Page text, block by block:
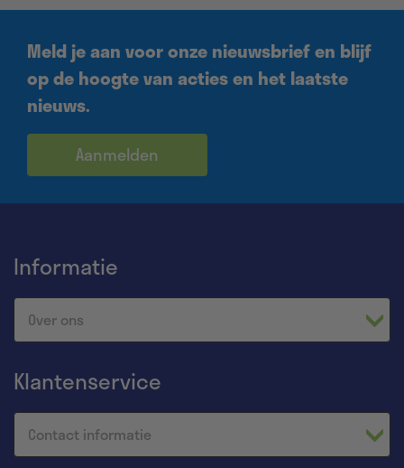
Meld je aan voor onze nieuwsbrief en blijf
op de hoogte van acties en het laatste
nieuws.
Aanmelden
Informatie
Over ons
Klantenservice
Contact informatie